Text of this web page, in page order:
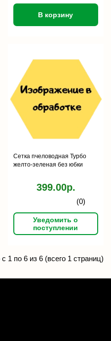
В корзину
Сетка пчеловодная Турбо
желто-зеленая без юбки
399.00р.
(0)
Уведомить о
поступлении
1 по 6 из 6 (всего 1 страниц)